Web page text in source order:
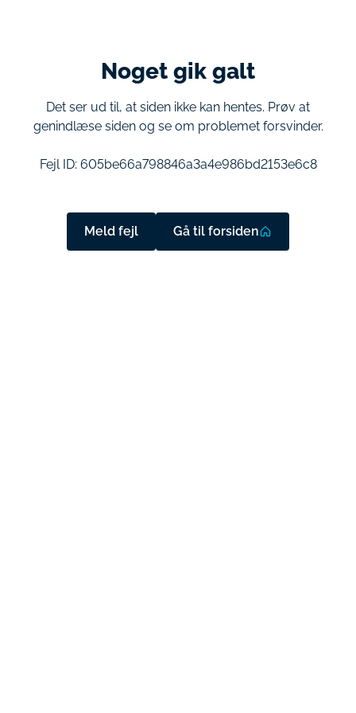
Noget gik galt
Det ser ud til, at siden ikke kan hentes. Prøv at
genindlæse siden og se om problemet forsvinder.
Fejl ID: 605be66a798846a3a4e986bd2153e6c8
Meld fejl Gå til forsiden